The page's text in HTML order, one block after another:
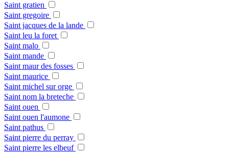
Saint gratien
Saint gregoire
Saint jacques de la lande
Saint leu la foret
Saint malo
Saint mande
Saint maur des fosses
Saint maurice
Saint michel sur orge
Saint nom la breteche
Saint ouen
Saint ouen l'aumone
Saint pathus
Saint pierre du perray
Saint pierre les elbeuf